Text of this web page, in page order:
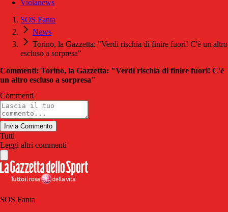
Violanews
SOS Fanta
News
Torino, la Gazzetta: "Verdi rischia di finire fuori! C'è un altro
escluso a sorpresa"
Commenti: Torino, la Gazzetta: "Verdi rischia di finire fuori! C'è
un altro escluso a sorpresa"
Commenti
Invia Commento
Tutti
Leggi altri commenti
SOS Fanta